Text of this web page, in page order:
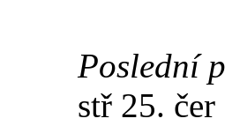
Poslední
stř 25.